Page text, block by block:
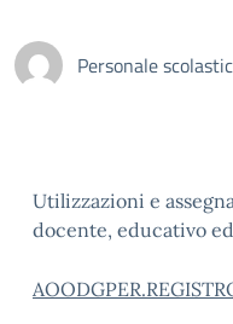
Personale
Utilizzazioni e
docente, educativo